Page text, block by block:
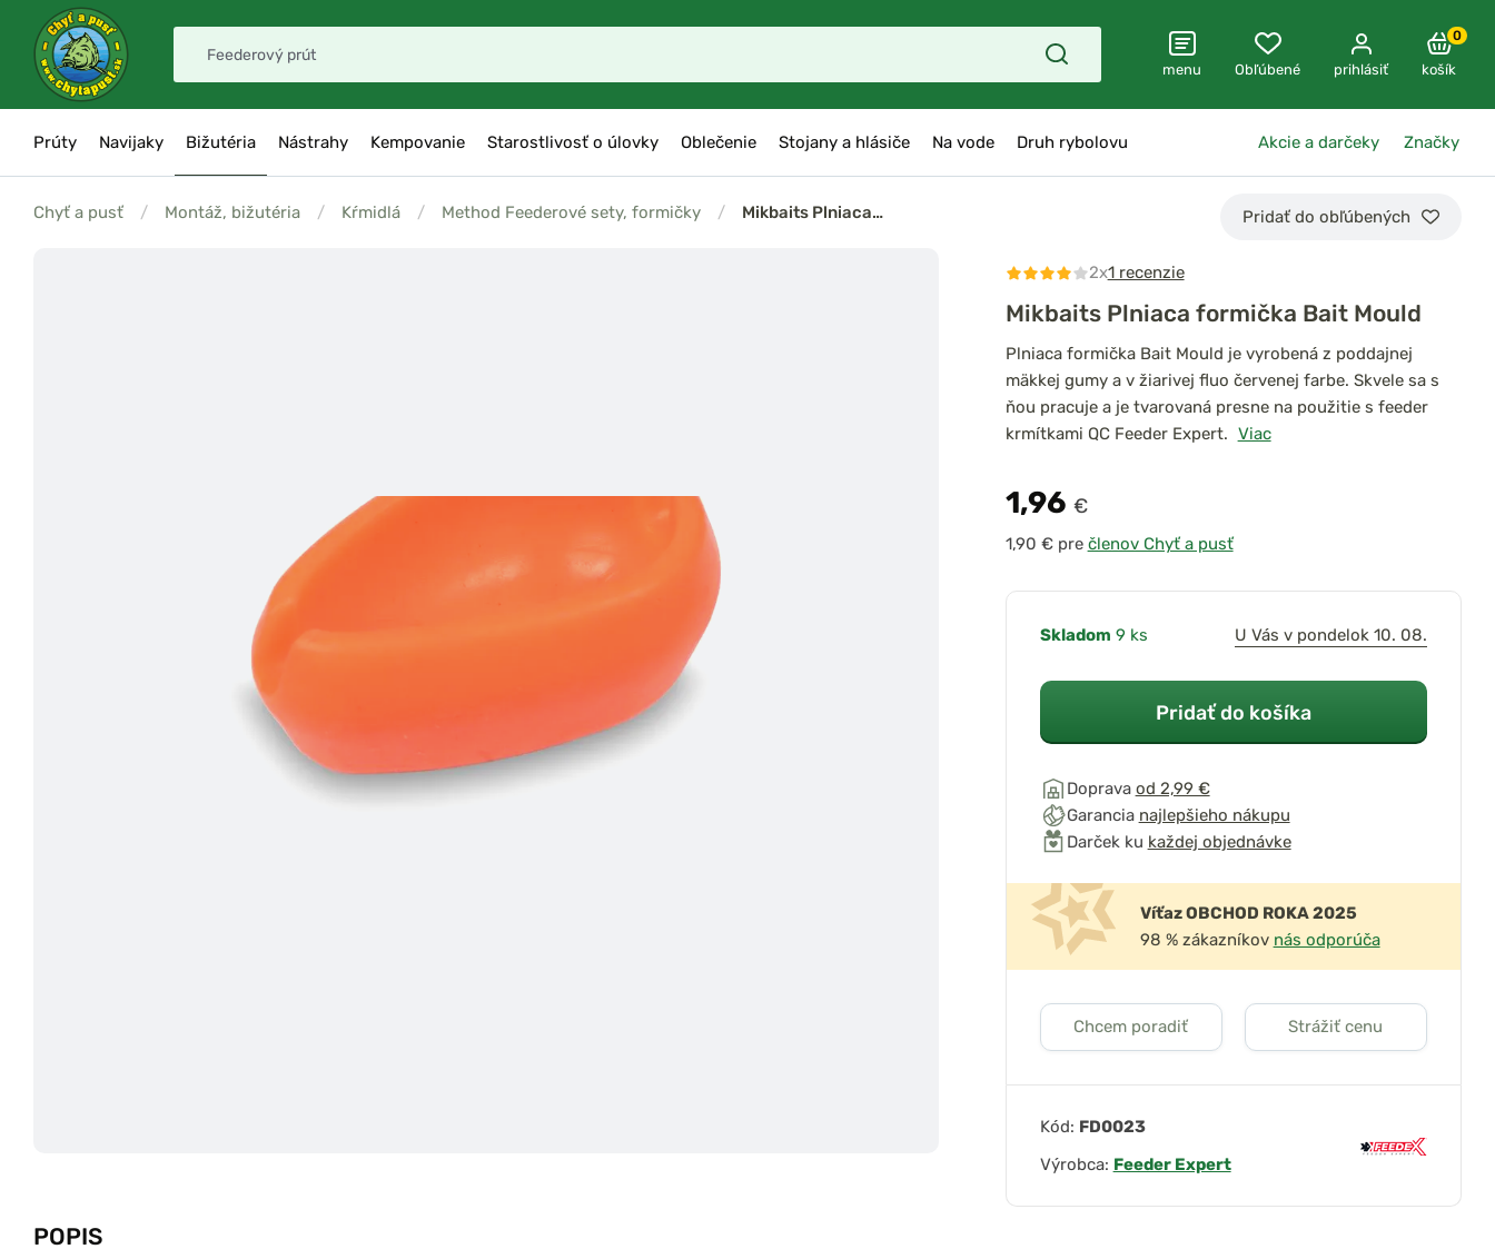
menu Obľúbené prihlásiť
0
košík
Prúty Navijaky Bižutéria Nástrahy Kempovanie Starostlivosť o úlovky Oblečenie Stojany a hlásiče Na vode Druh rybolovu Akcie a darčeky Značky
Chyť a pusť / Montáž, bižutéria / Kŕmidlá / Method Feederové sety, formičky / Mikbaits Plniaca… Pridať do obľúbených
POPIS
2x1 recenzie
Mikbaits Plniaca formička Bait Mould
Plniaca formička Bait Mould je vyrobená z poddajnej
mäkkej gumy a v žiarivej fluo červenej farbe. Skvele sa s
ňou pracuje a je tvarovaná presne na použitie s feeder
krmítkami QC Feeder Expert. Viac
1,96 €
pre členov Chyť a pusť
Skladom 9 ks U Vás v pondelok 10. 08.
Pridať do košíka
Doprava od 2,99 €
Garancia najlepšieho nákupu
Darček ku každej objednávke
Víťaz OBCHOD ROKA 2025
98 % zákazníkov nás odporúča
Chcem poradiť Strážiť cenu
Kód: FD0023
Výrobca: Feeder Expert